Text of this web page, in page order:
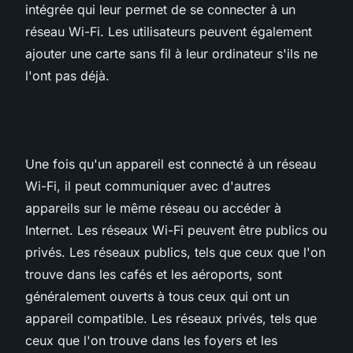
intégrée qui leur permet de se connecter à un
réseau Wi-Fi. Les utilisateurs peuvent également
ajouter une carte sans fil à leur ordinateur s'ils ne
l'ont pas déjà.
Une fois qu'un appareil est connecté à un réseau
Wi-Fi, il peut communiquer avec d'autres
appareils sur le même réseau ou accéder à
Internet. Les réseaux Wi-Fi peuvent être publics ou
privés. Les réseaux publics, tels que ceux que l'on
trouve dans les cafés et les aéroports, sont
généralement ouverts à tous ceux qui ont un
appareil compatible. Les réseaux privés, tels que
ceux que l'on trouve dans les foyers et les